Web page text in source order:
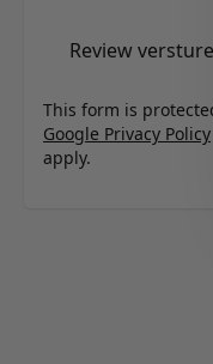
Review
This form is
Google Privacy Policy
apply.